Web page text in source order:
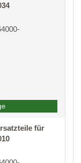
für